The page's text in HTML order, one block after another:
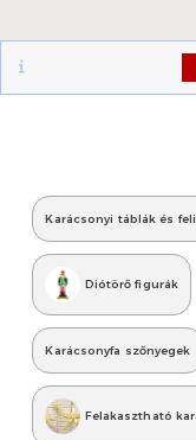
Karácsonyi táblák és
Diótörő figurák
Karácsonyfa szőnyegek
Felakasztható